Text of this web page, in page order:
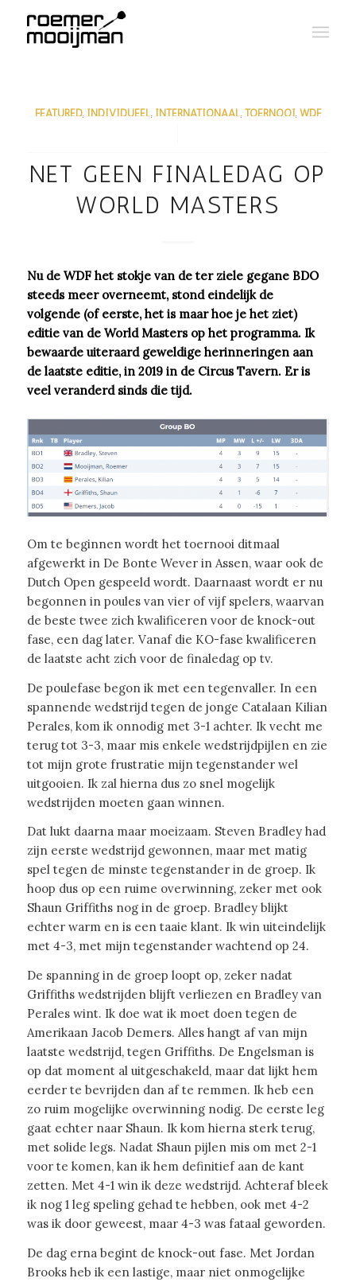
FEATURED, INDIVIDUEEL, INTERNATIONAAL,TOERNOOI,WDF
NET GEEN FINALEDAG OP
WORLD MASTERS
Nu de WDF het stokje van de ter ziele gegane BDO
steeds meer overneemt, stond eindelijk de
volgende (of eerste, het is maar hoe je het ziet)
editie van de World Masters op het programma. Ik
bewaarde uiteraard geweldige herinneringen aan
de laatste editie, in 2019 in de Circus Tavern. Er is
veel veranderd sinds die tijd.
Om te beginnen wordt het toernooi ditmaal
afgewerkt in De Bonte Wever in Assen, waar ook de
Dutch Open gespeeld wordt. Daarnaast wordt er nu
begonnen in poules van vier of vijf spelers, waarvan
de beste twee zich kwalificeren voor de knock-out
fase, een dag later. Vanaf die KO-fase kwalificeren
de laatste acht zich voor de finaledag op tv.
De poulefase begon ik met een tegenvaller. In een
spannende wedstrijd tegen de jonge Catalaan Kilian
Perales, kom ik onnodig met 3-1 achter. Ik vecht me
terug tot 3-3, maar mis enkele wedstrijdpijlen en zie
tot mijn grote frustratie mijn tegenstander wel
uitgooien. Ik zal hierna dus zo snel mogelijk
wedstrijden moeten gaan winnen.
Dat lukt daarna maar moeizaam. Steven Bradley had
zijn eerste wedstrijd gewonnen, maar met matig
spel tegen de minste tegenstander in de groep. Ik
hoop dus op een ruime overwinning, zeker met ook
Shaun Griffiths nog in de groep. Bradley blijkt
echter warm en is een taaie klant. Ik win uiteindelijk
met 4-3, met mijn tegenstander wachtend op 24.
De spanning in de groep loopt op, zeker nadat
Griffiths wedstrijden blijft verliezen en Bradley van
Perales wint. Ik doe wat ik moet doen tegen de
Amerikaan Jacob Demers. Alles hangt af van mijn
laatste wedstrijd, tegen Griffiths. De Engelsman is
op dat moment al uitgeschakeld, maar dat lijkt hem
eerder te bevrijden dan af te remmen. Ik heb een
zo ruim mogelijke overwinning nodig. De eerste leg
gaat echter naar Shaun. Ik kom hierna sterk terug,
met solide legs. Nadat Shaun pijlen mis om met 2-1
voor te komen, kan ik hem definitief aan de kant
zetten. Met 4-1 win ik deze wedstrijd. Achteraf bleek
ik nog 1 leg speling gehad te hebben, ook met 4-2
was ik door geweest, maar 4-3 was fataal geworden.
De dag erna begint de knock-out fase. Met Jordan
Brooks heb ik een lastige, maar niet onmogelijke